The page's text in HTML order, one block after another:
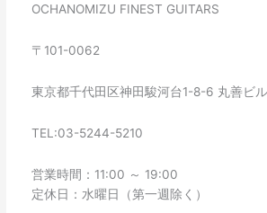
OCHANOMIZU FINEST GUITARS
〒101-0062
東京都千代田区神田駿河台1-8-6 丸善ビ
TEL:03-5244-5210
営業時間：11:00 ～ 19:00
定休日：水曜日（第一週除く）